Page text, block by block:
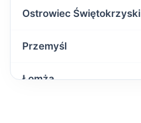
Ostrowiec Świętokrzyski
Przemyśl
Łomża